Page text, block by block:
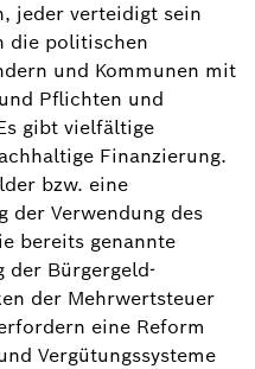
jeder verteidigt sein
die politischen
und Kommunen mit
Pflichten und
gibt vielfältige
Finanzierung.
bzw. eine
der Verwendung des
bereits genannte
der Bürgergeld-
der Mehrwertsteuer
eine Reform
Vergütungssysteme